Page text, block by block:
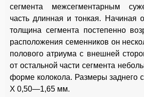
сегмента межсегментарным
часть длинная и тонкая. Начиная
толщина сегмента постепенно
расположения семенников он
полового атриума с внешней
от остальной части сегмента
форме колокола. Размеры заднего
X 0,50—1,65 мм.